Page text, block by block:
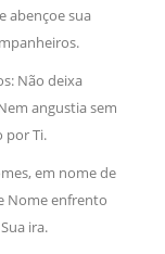
abençoe sua
Não deixa
angustia sem
por Ti.
em nome de
Nome enfrento
ira.